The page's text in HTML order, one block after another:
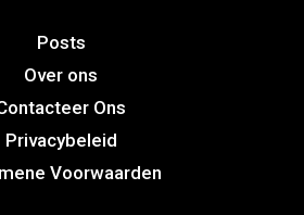
Posts
Over ons
Ons
Privacybeleid
Voorwaarden